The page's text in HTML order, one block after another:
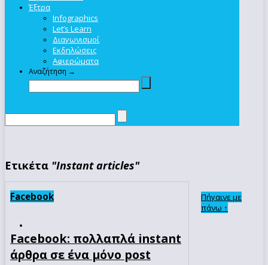
Έξτρα
Infographics
Let’s Learn
Διαγωνισμοί
Εκδηλώσεις
Αφιερώματα
Αναζήτηση →
Ετικέτα "Instant articles"
Facebook
Facebook: πολλαπλά instant
άρθρα σε ένα μόνο post
Πήγαινε με
πάνω ↑